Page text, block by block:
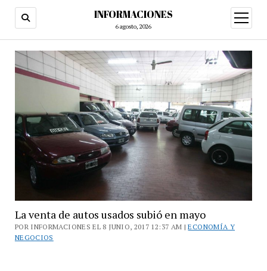
INFORMACIONES
6 agosto, 2026
abrir
menú
La venta de autos usados subió en mayo
POR INFORMACIONES EL 8 JUNIO, 2017 12:37 AM |ECONOMÍA Y
NEGOCIOS